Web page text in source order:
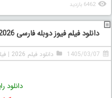
6462 بازدید
دانلود فیلم فیوز دوبله فارسی Fuze 2026
1405/03/07 دانلود فیلم 2026 |
دانلود